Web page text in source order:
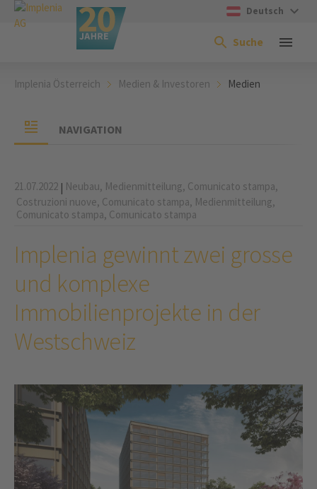
Deutsch
Suche
Implenia Österreich Medien & Investoren Medien
NAVIGATION
21.07.2022 | Neubau, Medienmitteilung, Comunicato stampa,
Costruzioni nuove, Comunicato stampa, Medienmitteilung,
Comunicato stampa, Comunicato stampa
Implenia gewinnt zwei grosse
und komplexe
Immobilienprojekte in der
Westschweiz